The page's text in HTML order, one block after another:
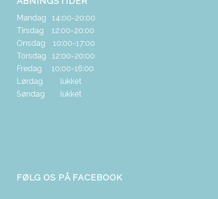
Mandag 14:00-20:00
Tirsdag 12:00-20:00
Onsdag 10:00-17:00
Torsdag 12:00-20:00
Fredag 10:00-16:00
Lørdag lukket
Søndag lukket
FØLG OS PÅ FACEBOOK